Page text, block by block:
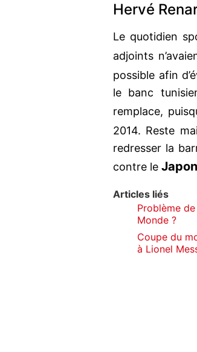
Hervé
Le quotidien
adjoints
possible afin
le banc
remplace,
2014. Reste
redresser la
contre le Japon
Articles liés
Problème
Monde ?
Coupe du
à Lionel